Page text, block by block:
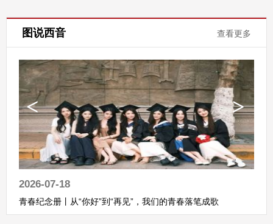
图说西音 查看更多
2026-07-18
青春纪念册丨从“你好”到“再见”，我们的青春落笔成歌